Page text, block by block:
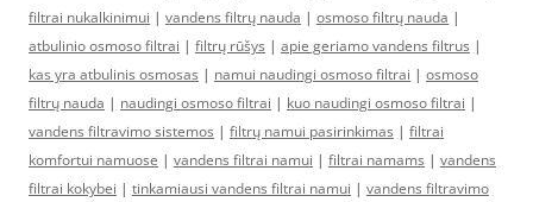
filtrai nukalkinimui | vandens filtrų nauda | osmoso filtrų nauda |
atbulinio osmoso filtrai | filtrų rūšys | apie geriamo vandens filtrus |
kas yra atbulinis osmosas | namui naudingi osmoso filtrai | osmoso
filtrų nauda | naudingi osmoso filtrai | kuo naudingi osmoso filtrai |
vandens filtravimo sistemos | filtrų namui pasirinkimas | filtrai
komfortui namuose | vandens filtrai namui | filtrai namams | vandens
filtrai kokybei | tinkamiausi vandens filtrai namui | vandens filtravimo